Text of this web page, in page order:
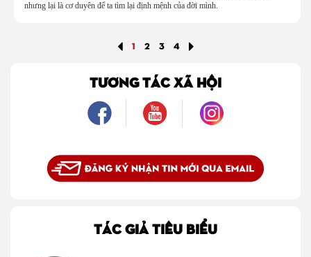
nhưng lại là cơ duyên để ta tìm lại định mệnh của đời mình.
1 2 3 4
TƯƠNG TÁC XÃ HỘI
TÁC GIẢ TIÊU BIỂU